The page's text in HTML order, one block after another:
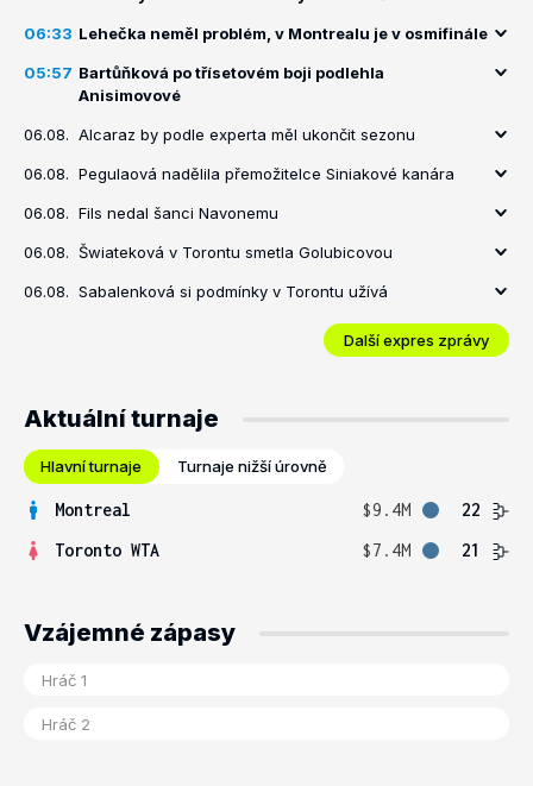
06:33 Lehečka neměl problém, v Montrealu je v osmifinále
05:57 Bartůňková po třísetovém boji podlehla
Anisimovové
06.08. Alcaraz by podle experta měl ukončit sezonu
06.08. Pegulaová nadělila přemožitelce Siniakové kanára
06.08. Fils nedal šanci Navonemu
06.08. Šwiateková v Torontu smetla Golubicovou
06.08. Sabalenková si podmínky v Torontu užívá
Další expres zprávy
Aktuální turnaje
Hlavní turnaje Turnaje nižší úrovně
Montreal $9.4M
22
Toronto WTA
$7.4M 21
Vzájemné zápasy